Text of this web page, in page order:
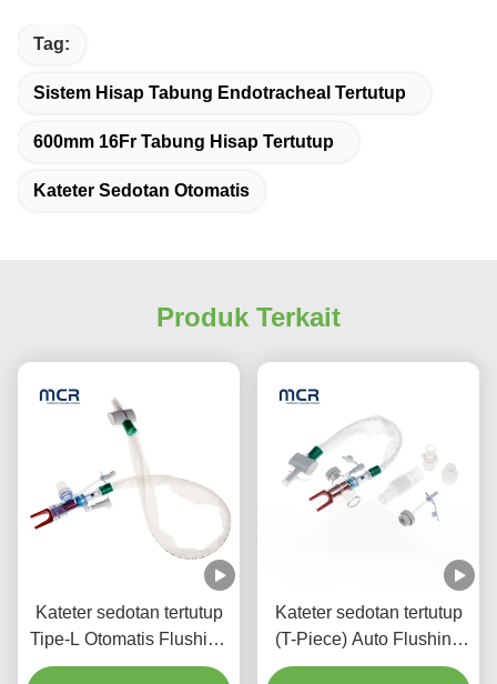
Tag:
Sistem Hisap Tabung Endotracheal Tertutup
600mm 16Fr Tabung Hisap Tertutup
Kateter Sedotan Otomatis
Produk Terkait
Kateter sedotan tertutup
Tipe-L Otomatis Flushing
10fr 72h Double Swivel
Kateter sedotan tertutup
(T-Piece) Auto Flushing
72H Untuk Dewasa